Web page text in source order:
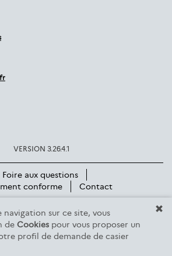
navigation sur ce site, vous
de Cookies pour vous proposer un
profil de demande de casier
VERSION 3.26.4.1
Foire aux questions
conforme
Contact